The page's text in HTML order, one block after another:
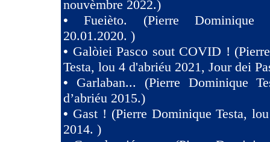
nouvèmbre 2022.)
•Fueièto. (Pierre Dominique
20.01.2020. )
• Galòiei Pasco sout COVID !
Testa, lou 4 d'abriéu 2021, Jour dei
• Garlaban... (Pierre Dominique
d’abriéu 2015.)
• Gast ! (Pierre Dominique Testa,
2014. )